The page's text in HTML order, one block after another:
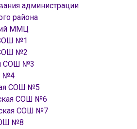
администрации
района
ММЦ
№1
№2
СОШ №3
№4
СОШ №5
СОШ №6
СОШ №7
№8